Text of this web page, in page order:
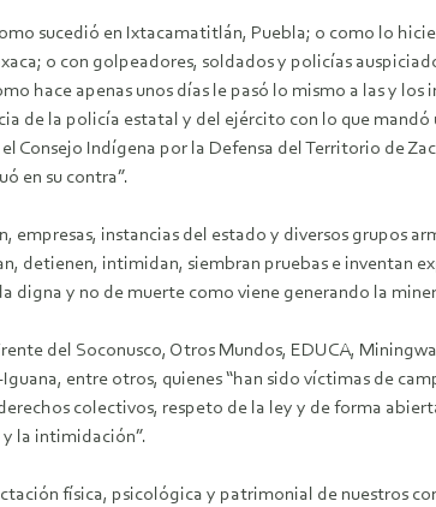
sucedió en Ixtacamatitlán, Puebla; o como lo
o con golpeadores, soldados y policías
hace apenas unos días le pasó lo mismo a las y
de la policía estatal y del ejército con lo que mandó
Consejo Indígena por la Defensa del Territorio de
en su contra”.
instancias del estado y diversos grupos
detienen, intimidan, siembran pruebas e inventan
digna y no de muerte como viene generando la
del Soconusco, Otros Mundos, EDUCA,
entre otros, quienes “han sido víctimas de
colectivos, respeto de la ley y de forma
y la intimidación”.
física, psicológica y patrimonial de nuestros